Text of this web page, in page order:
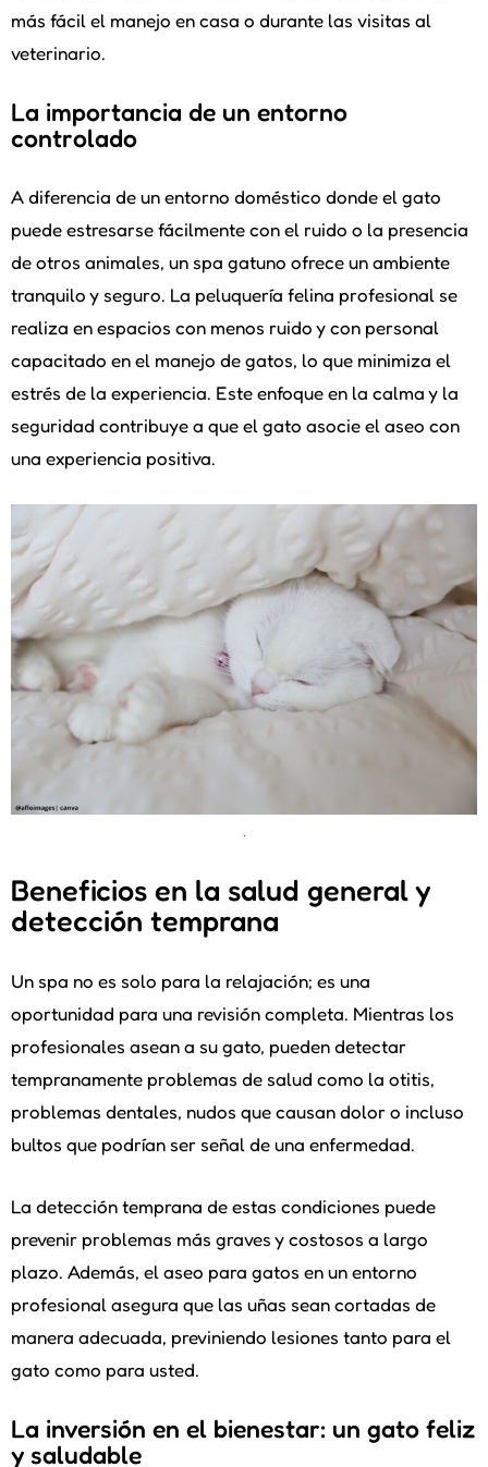
más fácil el manejo en casa o durante las visitas al
veterinario.
La importancia de un entorno
controlado
A diferencia de un entorno doméstico donde el gato
puede estresarse fácilmente con el ruido o la presencia
de otros animales, un spa gatuno ofrece un ambiente
tranquilo y seguro. La peluquería felina profesional se
realiza en espacios con menos ruido y con personal
capacitado en el manejo de gatos, lo que minimiza el
estrés de la experiencia. Este enfoque en la calma y la
seguridad contribuye a que el gato asocie el aseo con
una experiencia positiva.
.
Beneficios en la salud general y
detección temprana
Un spa no es solo para la relajación; es una
oportunidad para una revisión completa. Mientras los
profesionales asean a su gato, pueden detectar
tempranamente problemas de salud como la otitis,
problemas dentales, nudos que causan dolor o incluso
bultos que podrían ser señal de una enfermedad.
La detección temprana de estas condiciones puede
prevenir problemas más graves y costosos a largo
plazo. Además, el aseo para gatos en un entorno
profesional asegura que las uñas sean cortadas de
manera adecuada, previniendo lesiones tanto para el
gato como para usted.
La inversión en el bienestar: un gato feliz
y saludable